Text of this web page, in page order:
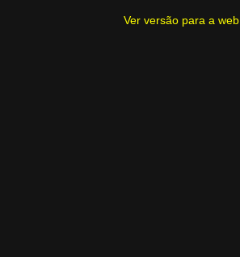
Ver versão para a web